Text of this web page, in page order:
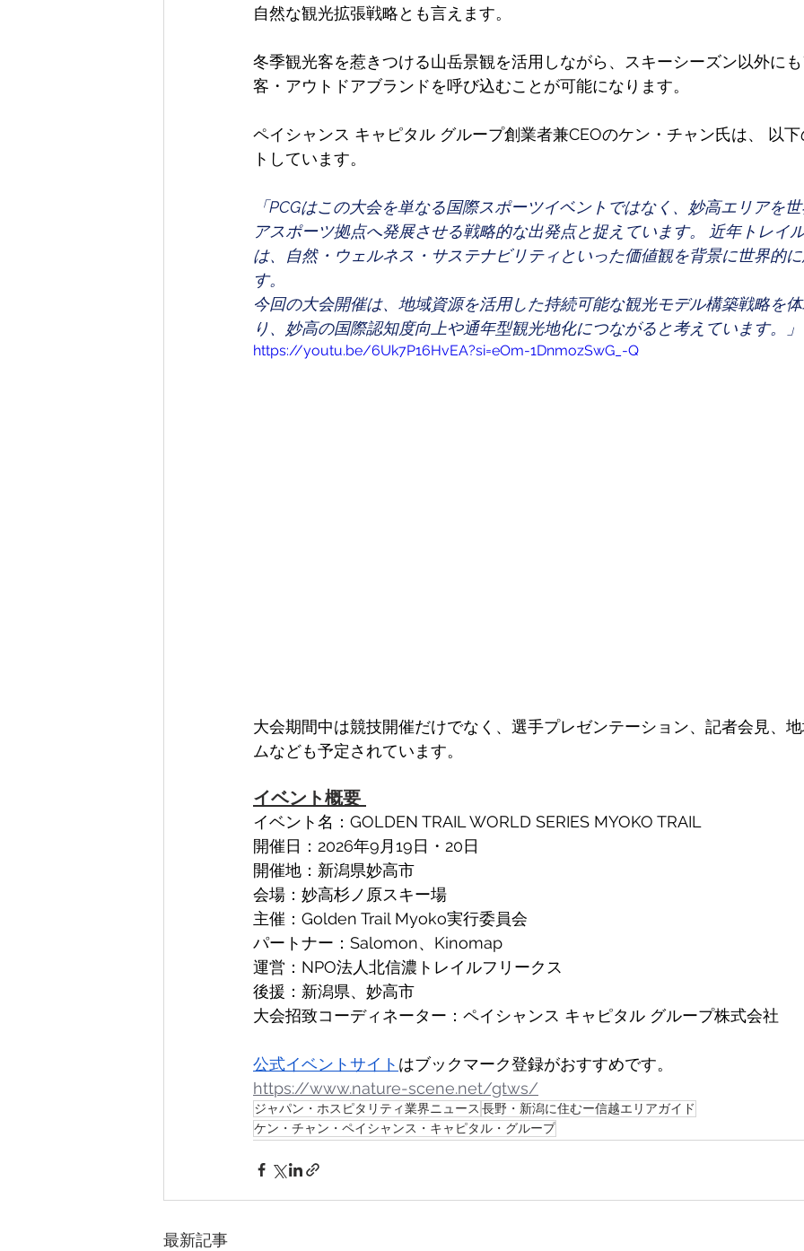
自然な観光拡張戦略とも言えます。
冬季観光客を惹きつける山岳景観を活用しながら、スキーシーズン以外に
客・アウトドアブランドを呼び込むことが可能になります。
ペイシャンス キャピタル グループ創業者兼CEOのケン・チャン氏は、 以
トしています。
「PCGはこの大会を単なる国際スポーツイベントではなく、妙高エリアを
アスポーツ拠点へ発展させる戦略的な出発点と捉えています。 近年トレイ
は、自然・ウェルネス・サステナビリティといった価値観を背景に世界的
す。
今回の大会開催は、地域資源を活用した持続可能な観光モデル構築戦略を
り、妙高の国際認知度向上や通年型観光地化につながると考えています。」
https://youtu.be/6Uk7P16HvEA?si=eOm-1DnmozSwG_-Q
大会期間中は競技開催だけでなく、選手プレゼンテーション、記者会見、
ムなども予定されています。
イベント概要
イベント名：GOLDEN TRAIL WORLD SERIES MYOKO TRAIL
開催日：2026年9月19日・20日
開催地：新潟県妙高市
会場：妙高杉ノ原スキー場
主催：Golden Trail Myoko実行委員会
パートナー：Salomon、Kinomap
運営：NPO法人北信濃トレイルフリークス
後援：新潟県、妙高市
大会招致コーディネーター：ペイシャンス キャピタル グループ株式会社
公式イベントサイト はブックマーク登録がおすすめです。
https://www.nature-scene.net/gtws/
ジャパン・ホスピタリティ業界ニュース 長野・新潟に住むー信越エリアガイド
ケン・チャン・ペイシャンス・キャピタル・グループ
最新記事